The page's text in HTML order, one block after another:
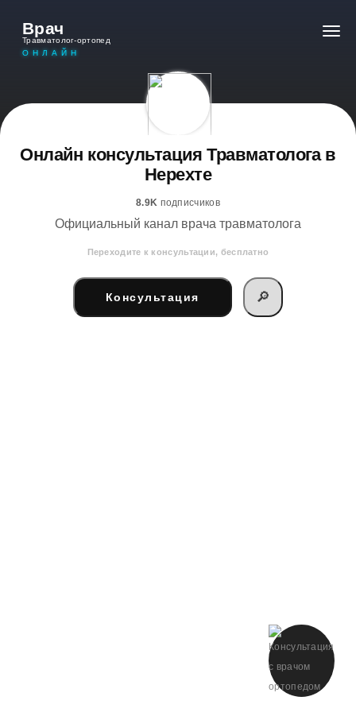
Врач
Травматолог-ортопед
ОНЛАЙН
Онлайн консультация Травматолога в
Нерехте
8.9K подписчиков
Официальный канал врача травматолога
Переходите к консультации, бесплатно
Консультация 🔎